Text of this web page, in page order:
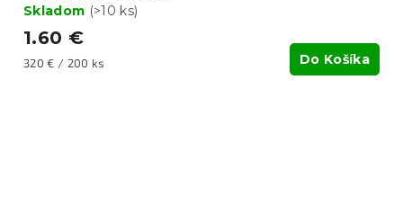
Skladom (>10 ks)
1.60 €
Jednotková
320 € / 200 ks Do Košíka